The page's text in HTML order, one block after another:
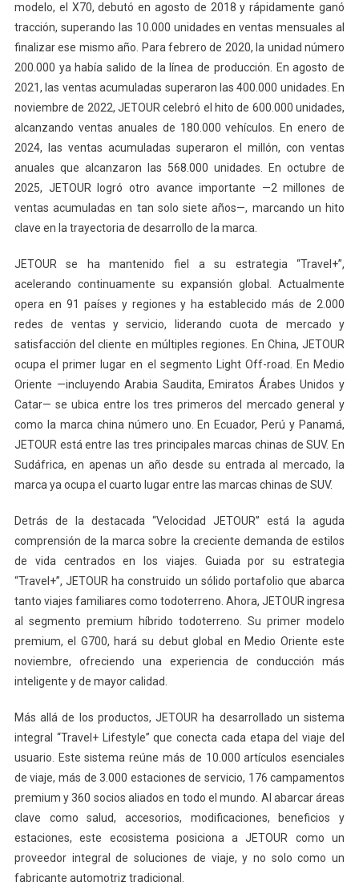
modelo, el X70, debutó en agosto de 2018 y rápidamente ganó
tracción, superando las 10.000 unidades en ventas mensuales al
finalizar ese mismo año. Para febrero de 2020, la unidad número
200.000 ya había salido de la línea de producción. En agosto de
2021, las ventas acumuladas superaron las 400.000 unidades. En
noviembre de 2022, JETOUR celebró el hito de 600.000 unidades,
alcanzando ventas anuales de 180.000 vehículos. En enero de
2024, las ventas acumuladas superaron el millón, con ventas
anuales que alcanzaron las 568.000 unidades. En octubre de
2025, JETOUR logró otro avance importante —2 millones de
ventas acumuladas en tan solo siete años—, marcando un hito
clave en la trayectoria de desarrollo de la marca.
JETOUR se ha mantenido fiel a su estrategia “Travel+”,
acelerando continuamente su expansión global. Actualmente
opera en 91 países y regiones y ha establecido más de 2.000
redes de ventas y servicio, liderando cuota de mercado y
satisfacción del cliente en múltiples regiones. En China, JETOUR
ocupa el primer lugar en el segmento Light Off-road. En Medio
Oriente —incluyendo Arabia Saudita, Emiratos Árabes Unidos y
Catar— se ubica entre los tres primeros del mercado general y
como la marca china número uno. En Ecuador, Perú y Panamá,
JETOUR está entre las tres principales marcas chinas de SUV. En
Sudáfrica, en apenas un año desde su entrada al mercado, la
marca ya ocupa el cuarto lugar entre las marcas chinas de SUV.
Detrás de la destacada “Velocidad JETOUR” está la aguda
comprensión de la marca sobre la creciente demanda de estilos
de vida centrados en los viajes. Guiada por su estrategia
“Travel+”, JETOUR ha construido un sólido portafolio que abarca
tanto viajes familiares como todoterreno. Ahora, JETOUR ingresa
al segmento premium híbrido todoterreno. Su primer modelo
premium, el G700, hará su debut global en Medio Oriente este
noviembre, ofreciendo una experiencia de conducción más
inteligente y de mayor calidad.
Más allá de los productos, JETOUR ha desarrollado un sistema
integral “Travel+ Lifestyle” que conecta cada etapa del viaje del
usuario. Este sistema reúne más de 10.000 artículos esenciales
de viaje, más de 3.000 estaciones de servicio, 176 campamentos
premium y 360 socios aliados en todo el mundo. Al abarcar áreas
clave como salud, accesorios, modificaciones, beneficios y
estaciones, este ecosistema posiciona a JETOUR como un
proveedor integral de soluciones de viaje, y no solo como un
fabricante automotriz tradicional.